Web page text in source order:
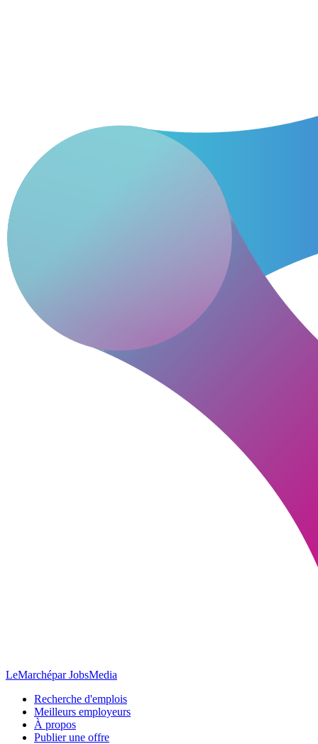
LeMarchépar JobsMedia
Recherche d'emplois
Meilleurs employeurs
À propos
Publier une offre